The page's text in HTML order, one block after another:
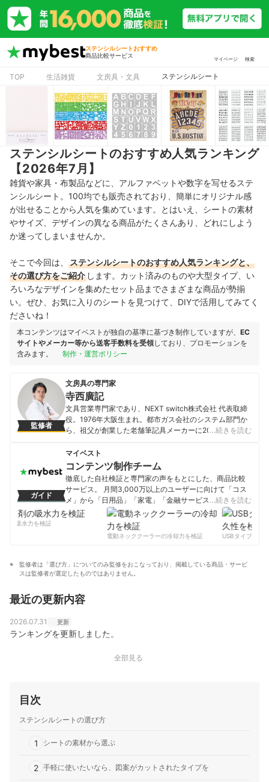
ステンシルシートおすすめ
商品比較サービス
マイページ 検索
TOP 生活雑貨 文房具・文具 ステンシルシート
ステンシルシートのおすすめ人気ランキング
【2026年7月】
雑貨や家具・布製品などに、アルファベットや数字を写せるステ
ンシルシート。100均でも販売されており、簡単にオリジナル感
が出せることから人気を集めています。とはいえ、シートの素材
やサイズ、デザインの異なる商品がたくさんあり、どれにしよう
か迷ってしまいませんか。
そこで今回は、
ステンシルシートのおすすめ人気ランキングと、
その選び方をご紹介 します。カット済みのものや大型タイプ、い
ろいろなデザインを集めたセット品までさまざまな商品が勢揃
い。ぜひ、お気に入りのシートを見つけて、DIYで活用してみてく
ださいね！
本コンテンツはマイベストが独自の基準に基づき制作していますが、 EC
サイトやメーカー等から送客手数料を受領しており、プロモーションを
含みます。
制作・運営ポリシー
監修者
文房具の専門家
寺西廣記
文具営業専門家であり、NEXT switch株式会社 代表取締
役。1976年大阪生まれ。都市ガス会社のシステム部門か
ら、祖父が創業した老舗筆記具メーカーに2006年に転
ンチャー文具メーカーを営業、企画面で支援。「文具営
業専門家」、文具道師範代として文具通販「文具道」の
運営。「TVチャンピオン極」文房具王選手権準優勝。
YouTube「文具道師範代」チャンネル。MBA(経営学修
士)。
寺西廣記のプロフィール
…続きを読む
ガイド
マイベスト
コンテンツ制作チーム
徹底した自社検証と専門家の声をもとにした、商品比較
サービス。 月間3,000万以上のユーザーに向けて「コス
メ」から「日用品」「家電」「金融サービス」まで、ベ
ストな商品を選んでもらうために、毎日コンテンツを制
コンテンツ制作チームのプロフィール
…続きを読む
の吸水力を検証
電動ネッククーラーの冷却力を検証
USBタイプCケー
監修者は「選び方」についてのみ監修をおこなっており、掲載している商品・サービ
スは監修者が選定したものではありません。
最近の更新内容
2026.07.31 更新
ランキングを更新しました。
全部見る
目次
ステンシルシートの選び方
1 シートの素材から選ぶ
2 手軽に使いたいなら、図案がカットされたタイプを